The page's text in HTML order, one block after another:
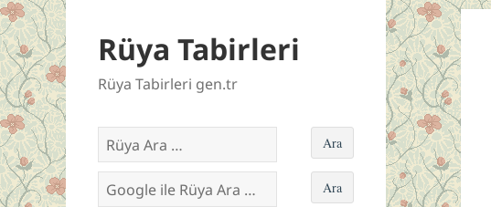
Rüya Tabirleri
Rüya Tabirleri gen.tr